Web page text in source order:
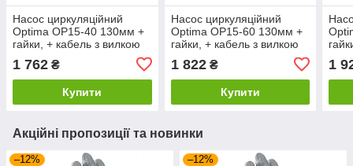
Насос циркуляційний
Optima OP15-40 130мм +
гайки, + кабель з вилкою
1 762 ₴
Купити
Насос циркуляційний
Optima OP15-60 130мм +
гайки, + кабель з вилкою
1 822₴
Купити
1
Акційні пропозиції та новинки
–12% –12%